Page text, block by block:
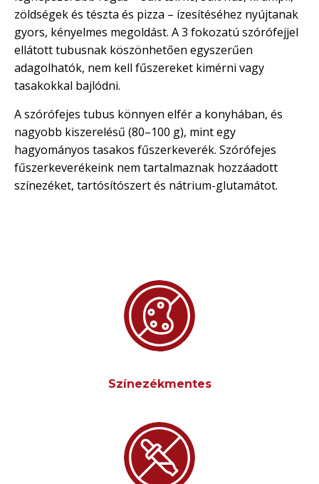
zöldségek és tészta és pizza – ízesítéséhez nyújtanak
gyors, kényelmes megoldást. A 3 fokozatú szórófejjel
ellátott tubusnak köszönhetően egyszerűen
adagolhatók, nem kell fűszereket kimérni vagy
tasakokkal bajlódni.
A szórófejes tubus könnyen elfér a konyhában, és
nagyobb kiszerelésű (80–100 g), mint egy
hagyományos tasakos fűszerkeverék. Szórófejes
fűszerkeverékeink nem tartalmaznak hozzáadott
színezéket, tartósítószert és nátrium-glutamátot.
Színezékmentes